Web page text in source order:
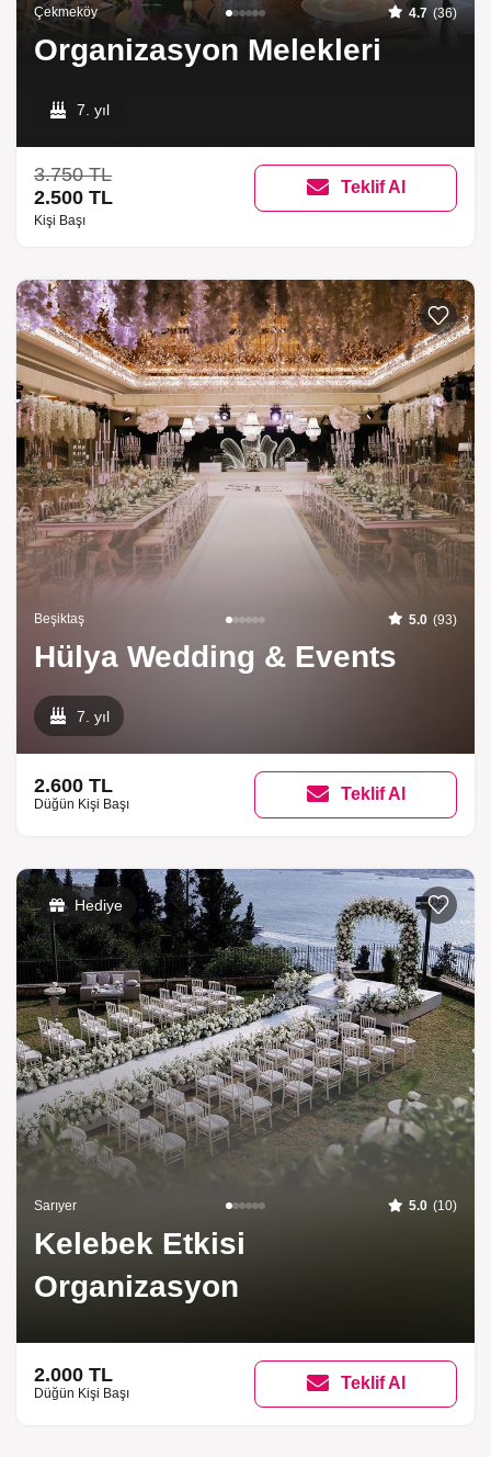
Çekmeköy 4.7 (36)
Organizasyon Melekleri
7. yıl
3.750 TL
2.500 TL
Kişi Başı
Teklif Al
Beşiktaş 5.0 (93)
Hülya Wedding & Events
7. yıl
2.600 TL
Düğün Kişi Başı
Teklif Al
Hediye
Sarıyer 5.0 (10)
Kelebek Etkisi
Organizasyon
2.000 TL
Düğün Kişi Başı
Teklif Al